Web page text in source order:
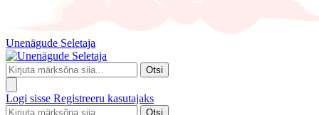
Unenägude Seletaja
Otsi
Logi sisse Registreeru kasutajaks
Otsi